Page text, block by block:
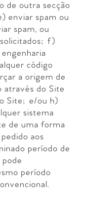
de outra secção
enviar spam ou
spam, ou
f)
código
a origem de
através do Site
Site; e/ou h)
sistema
de uma forma
aos
período de
período